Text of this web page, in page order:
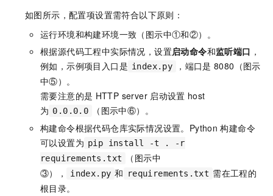
如图所示，配置项设置需符合以下原则：
运行环境和构建环境一致（图示中①和②）。
根据源代码工程中实际情况，设置启动命令和监听端口 ，
例如，示例项目入口是 index.py ，端口是 8080（图示
中⑤）。
需要注意的是 HTTP server 启动设置 host
为 0.0.0.0
（图示中⑥）。
构建命令根据代码仓库实际情况设置。Python 构建命令
可以设置为 pip install -t . -r
requirements.txt
（图示中
③），
index.py 和 requirements.txt 需在工程的
根目录。